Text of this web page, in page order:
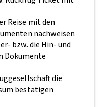
Reise mit den
nachweisen
bzw. die Hin- und
Dokumente
die
bestätigen